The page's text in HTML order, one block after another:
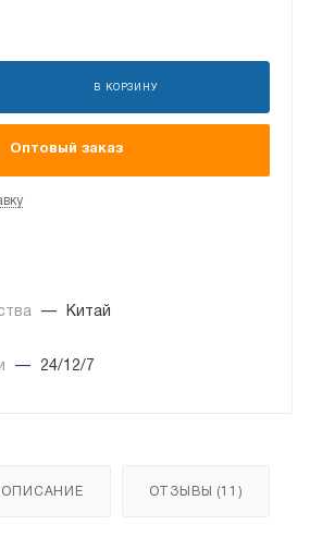
В КОРЗИНУ
Оптовый заказ
—
Китай
— 24/12/7
ОПИСАНИЕ ОТЗЫВЫ (11)